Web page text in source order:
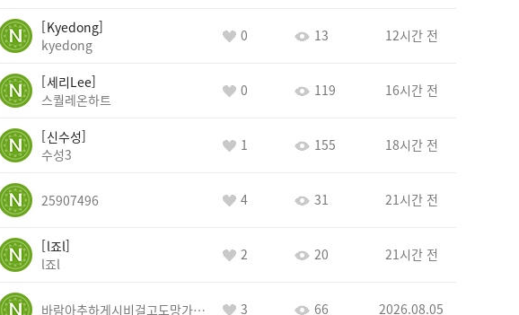
Kyedong
kyedong
0 13 12시간 전
세리Lee
스퀄레온하트
0 119 16시간 전
신수성
수성3
1 155 18시간 전
25907496 4 31 21시간 전
l죠l
l죠l
2 20 21시간 전
바람아추하게시비걸고도망가냐당당하게글써 3 66 2026.08.05